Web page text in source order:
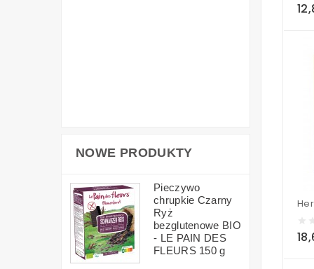
NOWE PRODUKTY
Pieczywo
chrupkie Czarny
Ryż
bezglutenowe BIO
- LE PAIN DES
FLEURS 150 g